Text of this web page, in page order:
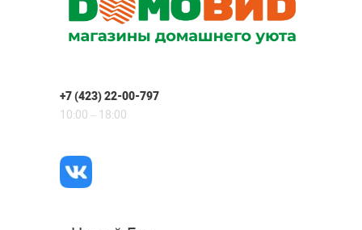
+7 (423) 22-00-797
10:00 – 18:00